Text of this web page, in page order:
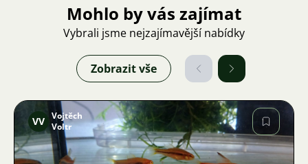
Mohlo by vás zajímat
Vybrali jsme nejzajímavější nabídky
Zobrazit vše
VV Vojtěch
Voltr